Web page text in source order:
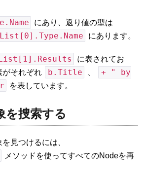
にあり、返り値の型は
にあります。
に表されてお
がそれぞれ
b.Title
+ " by
を表しています。
を捜索する
見つけるには、
メソッドを使ってすべてのNodeを再